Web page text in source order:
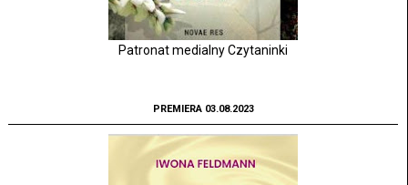
Patronat medialny Czytaninki
PREMIERA 03.08.2023